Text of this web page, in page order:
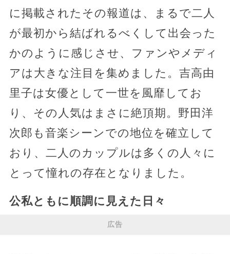
に掲載されたその報道は、まるで二人
が最初から結ばれるべくして出会った
かのように感じさせ、ファンやメディ
アは大きな注目を集めました。吉高由
里子は女優として一世を風靡してお
り、その人気はまさに絶頂期。野田洋
次郎も音楽シーンでの地位を確立して
おり、二人のカップルは多くの人々に
とって憧れの存在となりました。
公私ともに順調に見えた日々
広告